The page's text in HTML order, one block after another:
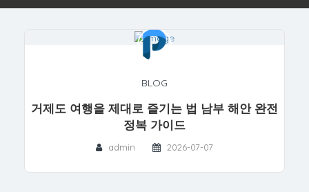
BLOG
거제도 여행을 제대로 즐기는 법 남부 해안 완전
정복 가이드
admin 2026-07-07